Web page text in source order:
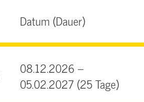
Datum (Dauer)
08.12.2026 –
05.02.2027 (25 Tage)